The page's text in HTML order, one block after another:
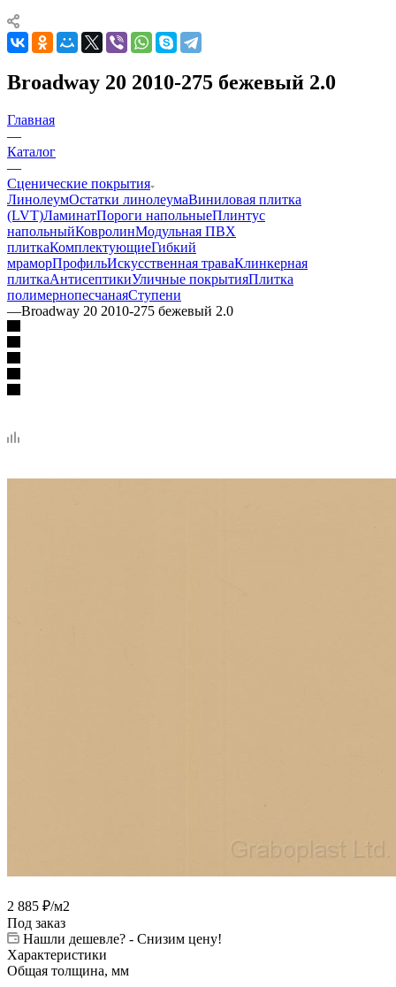
Broadway 20 2010-275 бежевый 2.0
Главная
—
Каталог
—
Сценические покрытия
ЛинолеумОстатки линолеумаВиниловая плитка
(LVT)ЛаминатПороги напольныеПлинтус
напольныйКовролинМодульная ПВХ
плиткаКомплектующиеГибкий
мраморПрофильИскусственная траваКлинкерная
плиткаАнтисептикиУличные покрытияПлитка
полимернопесчанаяСтупени
—Broadway 20 2010-275 бежевый 2.0
2 885 ₽/м2
Под заказ
Нашли дешевле? - Снизим цену!
Характеристики
Общая толщина, мм